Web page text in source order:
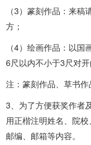
（3）篆刻作品：来
方；
（4）绘画作品：以
6尺以内不小于3尺对开
注：篆刻作品、草书作
3、为了方便获奖作者
用正楷注明姓名、院
邮编、邮箱等内容。